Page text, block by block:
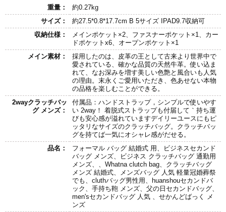
重量：
約0.27kg
サイズ：
約27.5*0.8*17.7cm B 5サイズ IPAD9.7収納可
収納仕様：
メインポケット×2、ファスナーポケット×1、カー
ドポケットx6、オープンポケット×1
メイン素材：
採用したのは、皮革の王として古来より世界中で
愛されている、確かな品質の天然牛革。使い込ま
れて、なお深みを増す美しい色艶と風合いも人気
の理由。末永くご愛用いただき、色あせない本物
の品格を楽しむことができる。
2wayクラッチバッ
グ メンズ：
付属品：ハンドストラップ，シンプルで使いやす
い 2way！ 着脱式ストラップも付届して｀持ち運
びも安心感が溢れていますデイリーユースにもピ
ッタリなサイズのクラッチバッグ。クラッチバッ
グを持てば一気にオシャレ感がだせる。
品名：
フォーマル バッグ 結婚式 用、ビジネスセカンド
バッグ メンズ、ビジネス クラッチバッグ 通勤用
メンズ、、Whatna clutch bag、クラッチバッグ
メンズ 結婚式、メンズバッグ 人気 軽量冠婚葬祭
でも、cluthバッグ男性用、huanshouセカンドバ
ック、手持ち鞄 メンズ、父の日セカンドバッグ、
men'sセカンドバッグ 人気 、せかんどばっく メ
ンズ